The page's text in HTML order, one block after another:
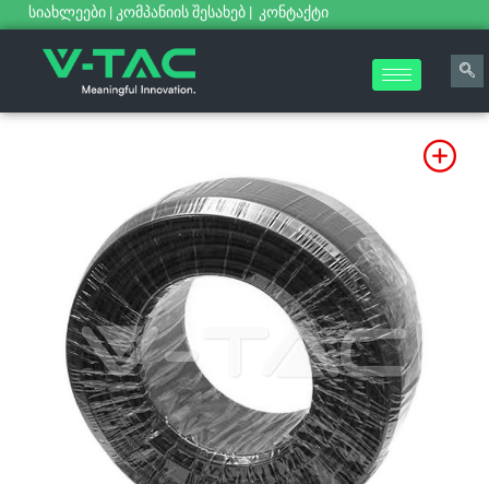
სიახლეები | კომპანიის შესახებ | კონტაქტი